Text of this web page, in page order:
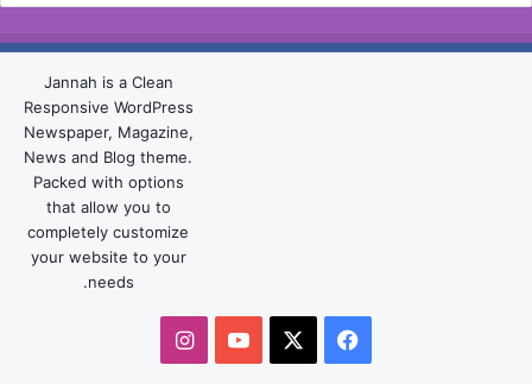
Jannah is a Clean
Responsive WordPress
Newspaper, Magazine,
News and Blog theme.
Packed with options
that allow you to
completely customize
your website to your
needs.
فيسبوك ‫YouTubeانستقرام